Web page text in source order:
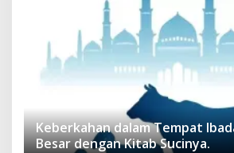
Keberkahan dalam Tempat
Besar dengan Kitab Sucinya.